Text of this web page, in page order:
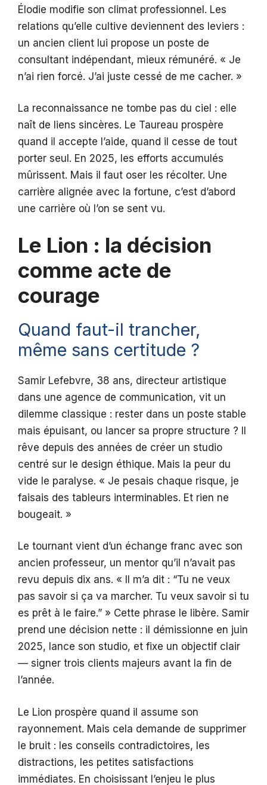
Élodie modifie son climat professionnel. Les
relations qu’elle cultive deviennent des leviers :
un ancien client lui propose un poste de
consultant indépendant, mieux rémunéré. « Je
n’ai rien forcé. J’ai juste cessé de me cacher. »
La reconnaissance ne tombe pas du ciel : elle
naît de liens sincères. Le Taureau prospère
quand il accepte l’aide, quand il cesse de tout
porter seul. En 2025, les efforts accumulés
mûrissent. Mais il faut oser les récolter. Une
carrière alignée avec la fortune, c’est d’abord
une carrière où l’on se sent vu.
Le Lion : la décision
comme acte de
courage
Quand faut-il trancher,
même sans certitude ?
Samir Lefebvre, 38 ans, directeur artistique
dans une agence de communication, vit un
dilemme classique : rester dans un poste stable
mais épuisant, ou lancer sa propre structure ? Il
rêve depuis des années de créer un studio
centré sur le design éthique. Mais la peur du
vide le paralyse. « Je pesais chaque risque, je
faisais des tableurs interminables. Et rien ne
bougeait. »
Le tournant vient d’un échange franc avec son
ancien professeur, un mentor qu’il n’avait pas
revu depuis dix ans. « Il m’a dit : “Tu ne veux
pas savoir si ça va marcher. Tu veux savoir si tu
es prêt à le faire.” » Cette phrase le libère. Samir
prend une décision nette : il démissionne en juin
2025, lance son studio, et fixe un objectif clair
— signer trois clients majeurs avant la fin de
l’année.
Le Lion prospère quand il assume son
rayonnement. Mais cela demande de supprimer
le bruit : les conseils contradictoires, les
distractions, les petites satisfactions
immédiates. En choisissant l’enjeu le plus